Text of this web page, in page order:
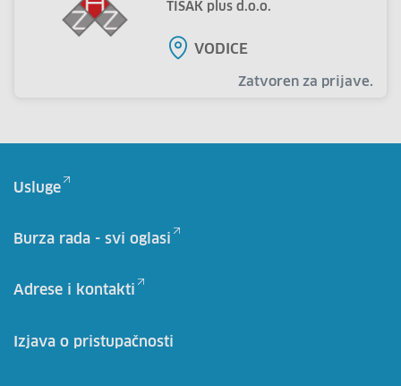
TISAK plus d.o.o.
VODICE
Zatvoren za prijave.
Usluge
Burza rada - svi oglasi
Adrese i kontakti
Izjava o pristupačnosti